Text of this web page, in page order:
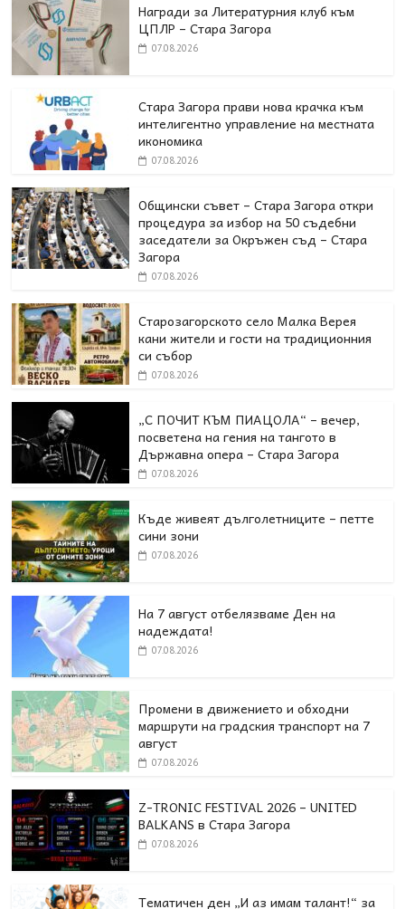
Награди за Литературния клуб към
ЦПЛР – Стара Загора
07.08.2026
Стара Загора прави нова крачка към
интелигентно управление на местната
икономика
07.08.2026
Общински съвет – Стара Загора откри
процедура за избор на 50 съдебни
заседатели за Окръжен съд – Стара
Загора
07.08.2026
Старозагорското село Малка Верея
кани жители и гости на традиционния
си събор
07.08.2026
„С ПОЧИТ КЪМ ПИАЦОЛА“ – вечер,
посветена на гения на тангото в
Държавна опера – Стара Загора
07.08.2026
Къде живеят дълголетниците – петте
сини зони
07.08.2026
На 7 август отбелязваме Ден на
надеждата!
07.08.2026
Промени в движението и обходни
маршрути на градския транспорт на 7
август
07.08.2026
Z-TRONIC FESTIVAL 2026 – UNITED
BALKANS в Стара Загора
07.08.2026
Тематичен ден „И аз имам талант!“ за